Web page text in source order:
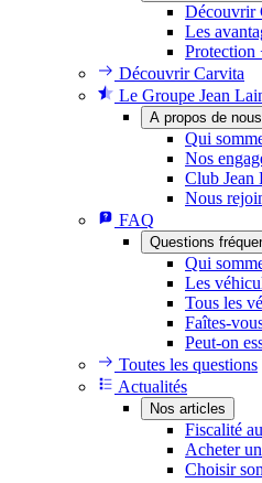
Découvrir
Les
Protection
Découvrir Carvita
Le Groupe Jean
A propos de nous
Qui
Nos
Club Jean
Nous
FAQ
Questions
Qui
Les
Tous les
Faîtes-
Peut-on
Toutes les questions
Actualités
Nos articles
Fiscalité
Acheter
Choisir